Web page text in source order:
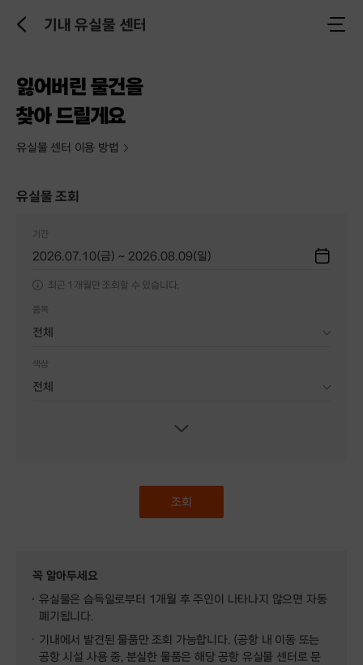
이
로
기내 유실물 센터
잃어버린 물건을
찾아 드릴게요
유실물 센터 이용 방법
유실물 조회
기간
2026.07.10(금) ~ 2026.08.09(일)
최근 1개월만 조회할 수 있습니다.
품목
색상
조회
꼭 알아두세요
유실물은 습득일로부터 1개월 후 주인이 나타나지 않으면 자동
폐기됩니다.
기내에서 발견된 물품만 조회 가능합니다. (공항 내 이동 또는
공항 시설 사용 중, 분실한 물품은 해당 공항 유실물 센터로 문
닫